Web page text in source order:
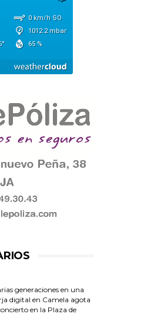
generaciones en una
digital en Camela agota
en la Plaza de